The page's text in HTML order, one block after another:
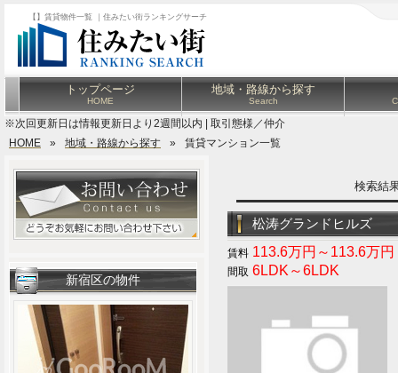
【】賃貸物件一覧 ｜住みたい街ランキングサーチ
トップページ
HOME
地域・路線から探す
Search
※次回更新日は情報更新日より2週間以内 | 取引態様／仲介
HOME
» 地域・路線から探す » 賃貸マンション一覧
検索
松涛グランドヒルズ
113.6万円～113.6万円
6LDK～6LDK
新宿区の物件